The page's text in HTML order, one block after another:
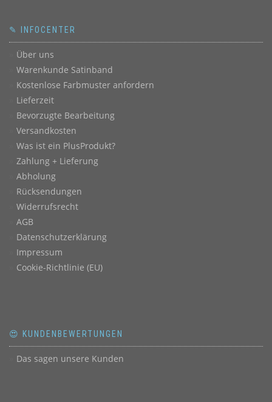
✎ INFOCENTER
Über uns
Warenkunde Satinband
Kostenlose Farbmuster anfordern
Lieferzeit
Bevorzugte Bearbeitung
Versandkosten
Was ist ein PlusProdukt?
Zahlung + Lieferung
Abholung
Rücksendungen
Widerrufsrecht
AGB
Datenschutzerklärung
Impressum
Cookie-Richtlinie (EU)
😍 KUNDENBEWERTUNGEN
Das sagen unsere Kunden